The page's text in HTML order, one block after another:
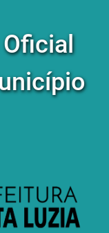
Oficial